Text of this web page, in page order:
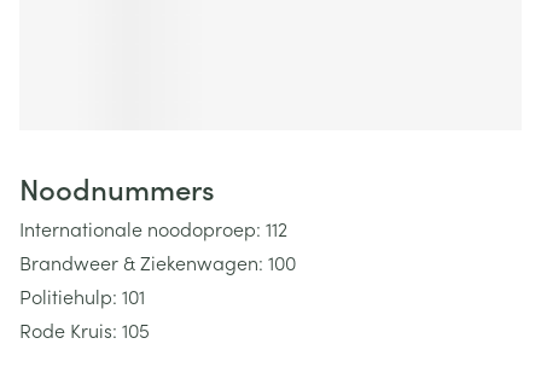
Noodnummers
Internationale noodoproep: 112
Brandweer & Ziekenwagen: 100
Politiehulp: 101
Rode Kruis: 105